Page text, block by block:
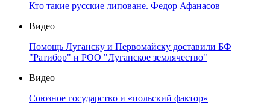
Кто такие русские липоване. Федор Афанасов
Видео
Помощь Луганску и Первомайску доставили БФ
"Ратибор" и РОО "Луганское землячество"
Видео
Союзное государство и «польский фактор»